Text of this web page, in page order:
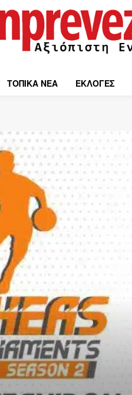
ΤΟΠΙΚΑ ΝΕΑ ΕΚΛΟΓΕΣ